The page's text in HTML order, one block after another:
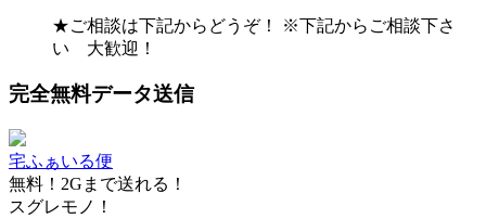
★ご相談は下記からどうぞ！ ※下記からご相談下さ
い 大歓迎！
完全無料データ送信
宅ふぁいる便
無料！2Gまで送れる！
スグレモノ！